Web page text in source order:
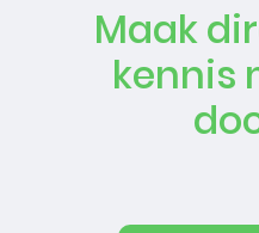
Maak
kennis